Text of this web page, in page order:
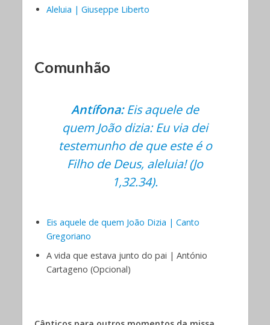
Aleluia | Giuseppe Liberto
Comunhão
Antífona:Eis aquele de
quem João dizia: Eu via dei
testemunho de que este é o
Filho de Deus, aleluia! (Jo
1,32.34).
Eis aquele de quem João Dizia | Canto
Gregoriano
A vida que estava junto do pai | António
Cartageno (Opcional)